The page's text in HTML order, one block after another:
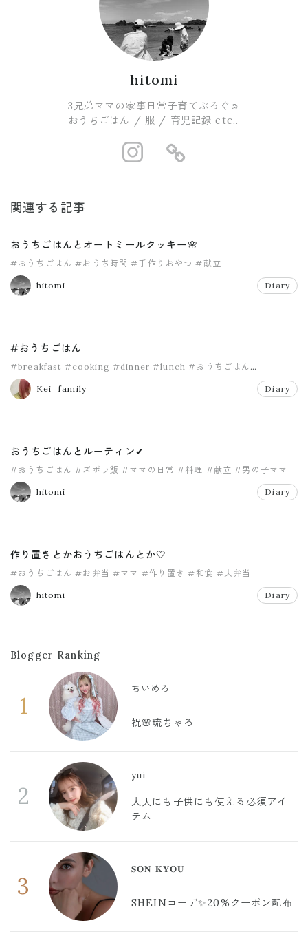
hitomi
3兄弟ママの家事日常子育てぶろぐ☺︎
おうちごはん / 服 / 育児記録 etc..
https://
関連する記事
おうちごはんとオートミールクッキー🌸
#おうちごはん #おうち時間 #手作りおやつ #献立
hitomi Diary
#おうちごはん
#breakfast #cooking #dinner #lunch #おうちごはん
#おうちランチ
Kei_family
Diary
おうちごはんとルーティン✔︎
#おうちごはん #ズボラ飯 #ママの日常 #料理 #献立 #男の子ママ
hitomi Diary
作り置きとかおうちごはんとか🤍
#おうちごはん #お弁当 #ママ #作り置き #和食 #夫弁当
hitomi Diary
Blogger Ranking
1
ちいめろ
祝🌸琉ちゃろ
2
yui
大人にも子供にも使える必須アイ
テム
3
𝐒𝐎𝐍 𝐊𝐘𝐎𝐔
SHEINコーデ✨20%クーポン配布